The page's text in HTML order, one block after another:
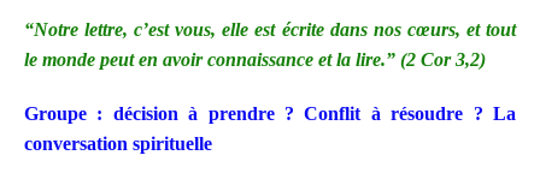
“Notre lettre, c’est vous, elle est écrite dans nos cœurs, et tout
le monde peut en avoir connaissance et la lire.” (2 Cor 3,2)
Groupe : décision à prendre ? Conflit à résoudre ? La
conversation spirituelle